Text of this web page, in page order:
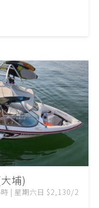
埔)
| 星期六日 $2,130/2